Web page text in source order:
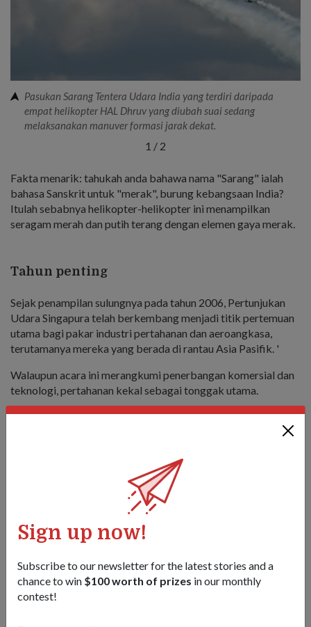
Sign up now!
Subscribe to our newsletter for the latest stories and a
chance to win $100 worth of prizes in our monthly
contest!
Pasukan Sarang Tentera Udara India yang terdiri daripada
empat helikopter HAL Dhruv yang diubah suai sedang
melaksanakan manuver formasi jarak dekat.
1 / 2
Fakta menarik: tahukah anda bahawa nama "Sarang" ialah
bahasa Sanskrit untuk "merak", burung kebangsaan India?
Itulah sebabnya helikopter-helikopter ini menampilkan
seragam merah dan putih terang dengan elemen gaya merak.
Tahun penting
Sejak penampilan sulungnya pada tahun 2006, Pertunjukan
Udara Singapura telah berkembang menjadi titik pertemuan
utama bagi pakar industri pertahanan dan aeroangkasa,
terutamanya mereka yang berada di rantau Asia Pasifik. '
Walaupun acara ini merangkumi penerbangan komersial dan
teknologi, pertahanan kekal sebagai tonggak utama.